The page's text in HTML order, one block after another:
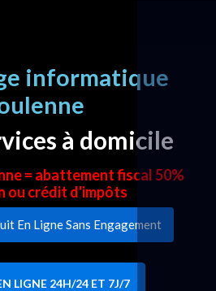
informatique
à domicile
= abattement fiscal 50%
ou crédit d'impôts
En Ligne Sans Engagement
LIGNE 24H/24 ET 7J/7